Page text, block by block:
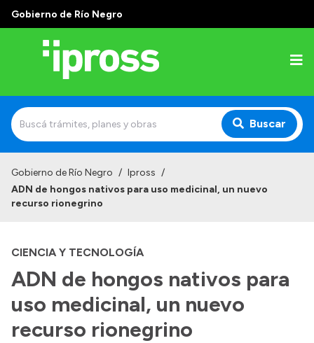
Gobierno de Río Negro
Buscar
Institucional
Autoridades
Delegaciones
Consultorios Propios
Presentación CV
Gobierno de Río Negro / Ipross /
ADN de hongos nativos para uso medicinal, un nuevo
recurso rionegrino
CIENCIA Y TECNOLOGÍA
ADN de hongos nativos para
uso medicinal, un nuevo
recurso rionegrino